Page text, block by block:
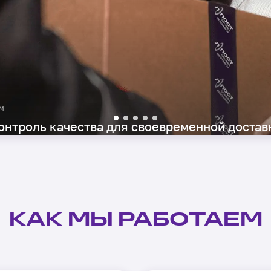
качества для своевременной
КАК МЫ РАБОТАЕМ